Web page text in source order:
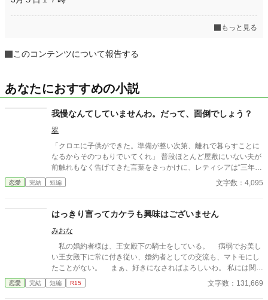
もっと見る
このコンテンツについて報告する
あなたにおすすめの小説
我慢なんてしていませんわ。だって、面倒でしょう？
翠
「クロエに子供ができた。準備が整い次第、離れで暮らすことに
なるからそのつもりでいてくれ」 普段ほとんど屋敷にいない夫が
前触れもなく告げてきた言葉をきっかけに、レティシアは“三年
間”の契約を終わらせることにした。 赤の他人を屋敷に迎えるこ
とはしない。 不要なものに感情を砕く理由などない。 「だって、
切り捨ててしまいましょう。
恋愛 完結 短編 文字数：4,095
はっきり言ってカケラも興味はございません
みおな
私の婚約者様は、王女殿下の騎士をしている。 病弱でお美し
い王女殿下に常に付き従い、婚約者としての交流も、マトモにし
たことがない。 まぁ、好きになさればよろしいわ。 私には関係
ないことですから。
恋愛 完結 短編 R15 文字数：131,669